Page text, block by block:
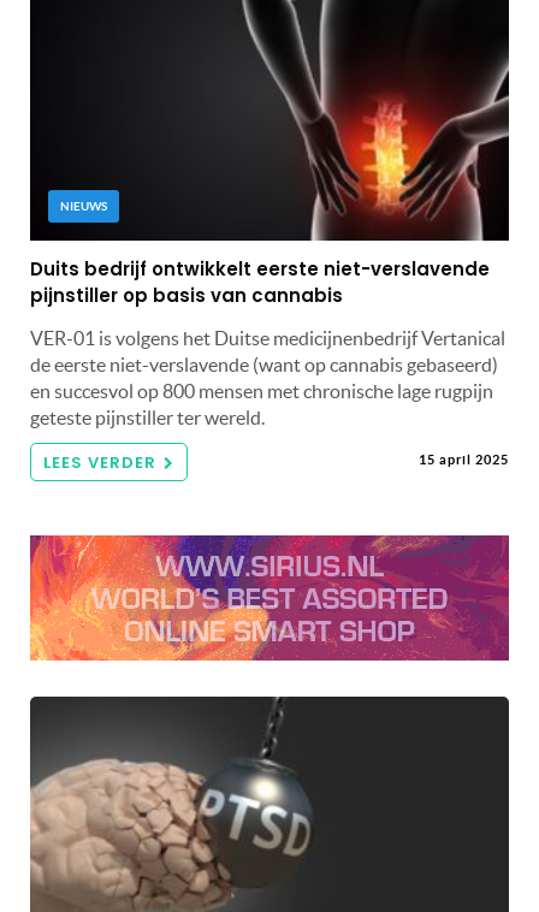
NIEUWS
Duits bedrijf ontwikkelt eerste niet-verslavende
pijnstiller op basis van cannabis
VER-01 is volgens het Duitse medicijnenbedrijf Vertanical
de eerste niet-verslavende (want op cannabis gebaseerd)
en succesvol op 800 mensen met chronische lage rugpijn
geteste pijnstiller ter wereld.
LEES VERDER 15 april 2025